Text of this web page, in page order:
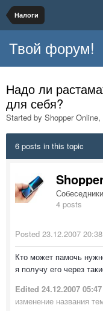
Налоги
Твой форум!
Надо ли
для себя?
Started by Shopper Online,
6 posts in this topic
Собеседники
4 posts
Posted 23.12.2007 20:38
Кто может памочь
я получу его через
Edited 24.12.2007 05:47
изменение названия